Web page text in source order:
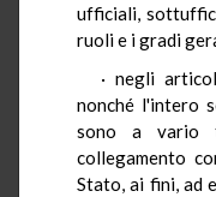
ufficiali,
ruoli e i gradi
· negli
nonché l'intero
sono a vario
collegamento
Stato, ai fini, ad